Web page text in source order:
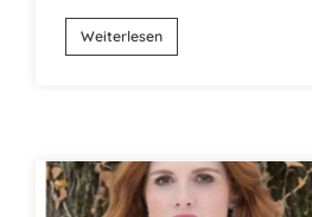
Weiterlesen